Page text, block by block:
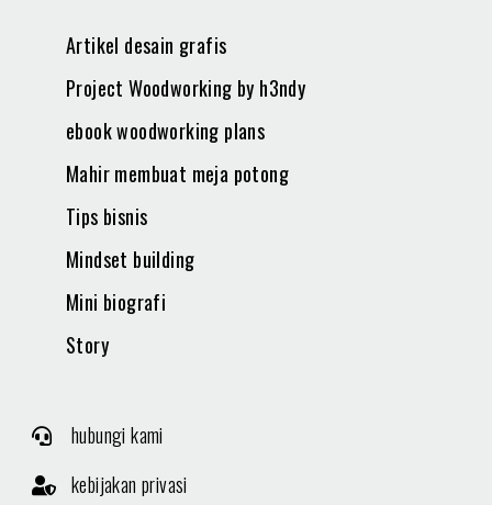
Artikel desain grafis
Project Woodworking by h3ndy
ebook woodworking plans
Mahir membuat meja potong
Tips bisnis
Mindset building
Mini biografi
Story
hubungi kami
kebijakan privasi